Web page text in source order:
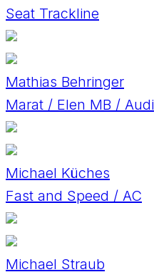
Seat Trackline
Mathias Behringer
Marat / Elen MB / Audi
Michael Küches
Fast and Speed / AC
Michael Straub